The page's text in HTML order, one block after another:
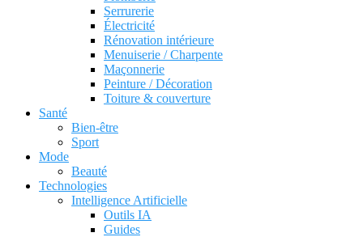
Serrurerie
Électricité
Rénovation intérieure
Menuiserie / Charpente
Maçonnerie
Peinture / Décoration
Toiture & couverture
Santé
Bien-être
Sport
Mode
Beauté
Technologies
Intelligence Artificielle
Outils IA
Guides